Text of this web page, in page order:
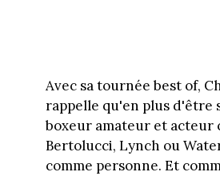
Avec sa tournée best of,
rappelle qu'en plus d'être
boxeur amateur et acteur
Bertolucci, Lynch ou
comme personne. Et